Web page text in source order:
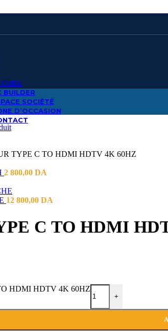
BUILDER
SOCIÉTÉ
D’OCCASION
TYPE C TO HDMI HDTV 4K 60HZ
2 800,00 DA
12 800,00 DA
C TO HDMI
HDMI HDTV 4K 60HZ
+